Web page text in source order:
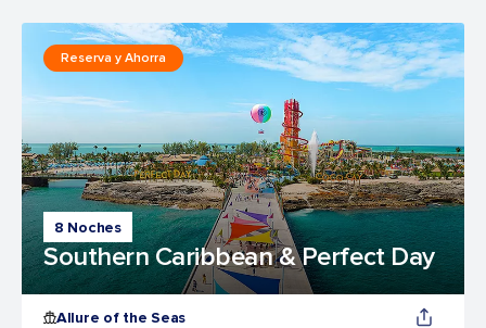
8 Noches
Southern Caribbean & Perfect Day
Reserva y Ahorra
Allure of the Seas